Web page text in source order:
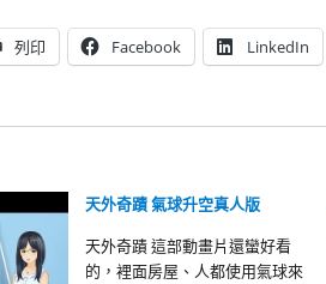
列印 Facebook LinkedIn
天外奇蹟 氣球升空真人版
天外奇蹟 這部動畫片還蠻好看
的，裡面房屋、人都使用氣球來